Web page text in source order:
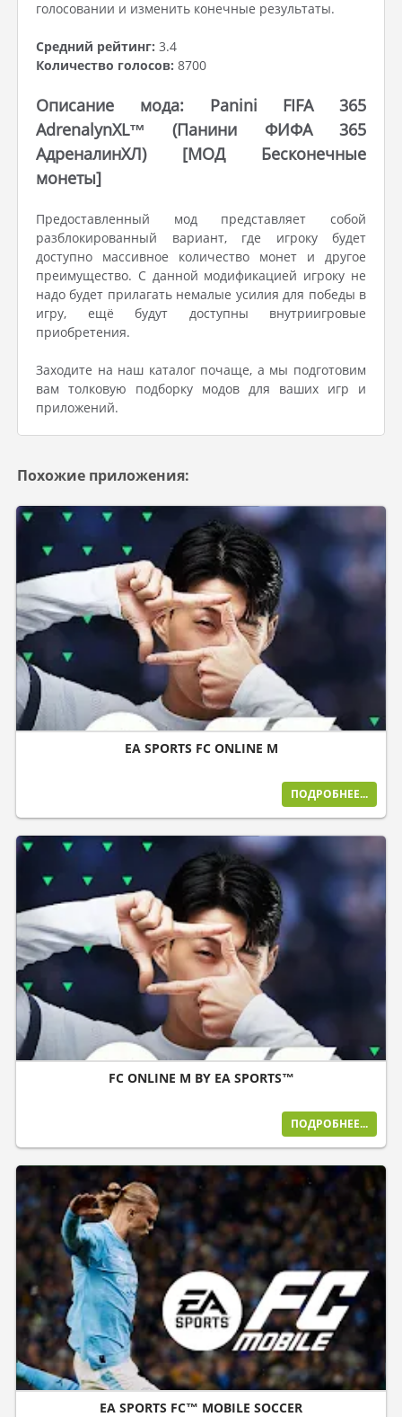
голосовании и изменить конечные результаты.
Средний рейтинг: 3.4
Количество голосов: 8700
Описание мода: Panini FIFA 365
AdrenalynXL™ (Панини ФИФА 365
АдреналинХЛ) [МОД Бесконечные
монеты]
Предоставленный мод представляет собой
разблокированный вариант, где игроку будет
доступно массивное количество монет и другое
преимущество. С данной модификацией игроку не
надо будет прилагать немалые усилия для победы в
игру, ещё будут доступны внутриигровые
приобретения.
Заходите на наш каталог почаще, а мы подготовим
вам толковую подборку модов для ваших игр и
приложений.
Похожие приложения:
EA SPORTS FC ONLINE M
ПОДРОБНЕЕ...
FC ONLINE M BY EA SPORTS™
ПОДРОБНЕЕ...
EA SPORTS FC™ MOBILE SOCCER